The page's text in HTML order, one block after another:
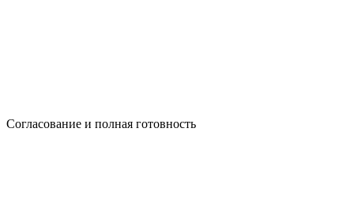
Согласование и полная готовность